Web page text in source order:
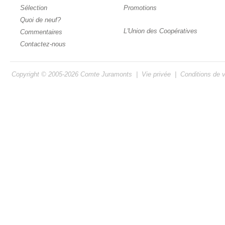
Sélection
Quoi de neuf?
Commentaires
Contactez-nous
Promotions
L'Union des Coopératives
Copyright © 2005-2026 Comte Juramonts Vie privée Conditions de